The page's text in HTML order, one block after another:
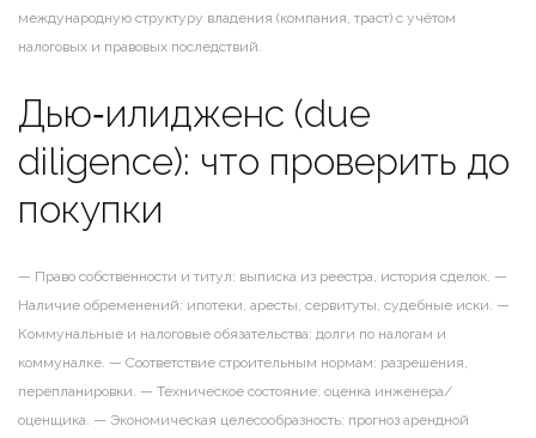
международную структуру владения (компания, траст) с учётом
налоговых и правовых последствий.
Дью‑илидженс (due
diligence): что проверить до
покупки
— Право собственности и титул: выписка из реестра, история сделок. —
Наличие обременений: ипотеки, аресты, сервитуты, судебные иски. —
Коммунальные и налоговые обязательства: долги по налогам и
коммуналке. — Соответствие строительным нормам: разрешения,
перепланировки. — Техническое состояние: оценка инженера/
оценщика. — Экономическая целесообразность: прогноз арендной